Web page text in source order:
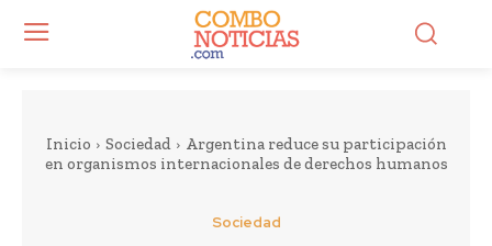
Inicio Sociedad
Argentina reduce su participación
en organismos internacionales de derechos humanos
Sociedad